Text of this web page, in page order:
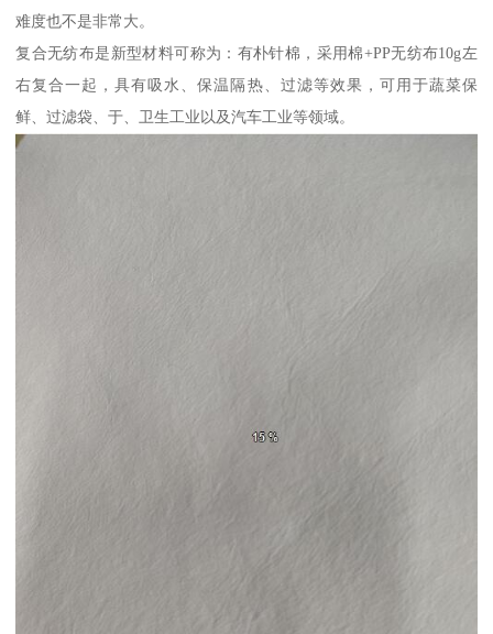
难度也不是非常大。
复合无纺布是新型材料可称为：有朴针棉，采用棉+PP无纺布10g左
右复合一起，具有吸水、保温隔热、过滤等效果，可用于蔬菜保
鲜、过滤袋、于、卫生工业以及汽车工业等领域。